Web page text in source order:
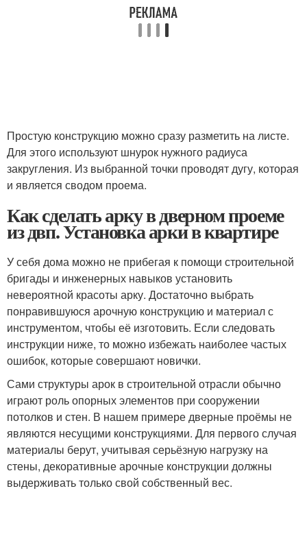
Простую конструкцию можно сразу разметить на листе.
Для этого используют шнурок нужного радиуса
закругления. Из выбранной точки проводят дугу, которая
и является сводом проема.
Как сделать арку в дверном проеме
из двп. Установка арки в квартире
У себя дома можно не прибегая к помощи строительной
бригады и инженерных навыков установить
невероятной красоты арку. Достаточно выбрать
понравившуюся арочную конструкцию и материал с
инструментом, чтобы её изготовить. Если следовать
инструкции ниже, то можно избежать наиболее частых
ошибок, которые совершают новички.
Сами структуры арок в строительной отрасли обычно
играют роль опорных элементов при сооружении
потолков и стен. В нашем примере дверные проёмы не
являются несущими конструкциями. Для первого случая
материалы берут, учитывая серьёзную нагрузку на
стены, декоративные арочные конструкции должны
выдерживать только свой собственный вес.